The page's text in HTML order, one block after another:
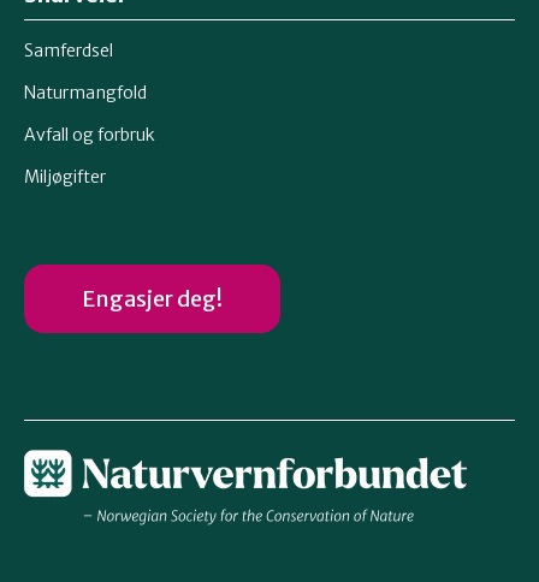
Samferdsel
Naturmangfold
Avfall og forbruk
Miljøgifter
Engasjer deg!